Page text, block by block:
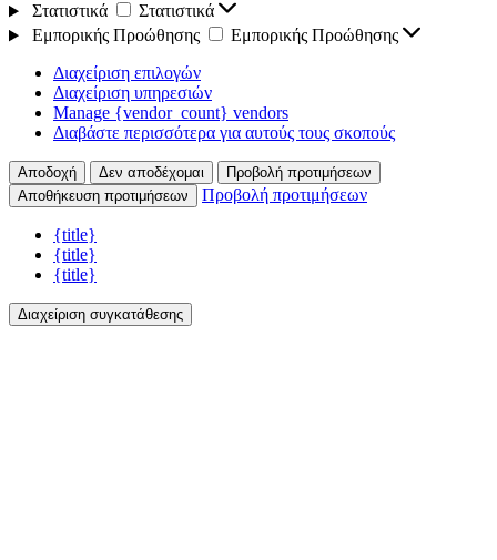
Στατιστικά
Στατιστικά
Εμπορικής Προώθησης
Εμπορικής Προώθησης
Διαχείριση επιλογών
Διαχείριση υπηρεσιών
Manage {vendor_count} vendors
Διαβάστε περισσότερα για αυτούς τους σκοπούς
Αποδοχή Δεν αποδέχομαι
Προβολή προτιμήσεων
Αποθήκευση προτιμήσεων
Προβολή προτιμήσεων
{title}
{title}
{title}
Διαχείριση συγκατάθεσης